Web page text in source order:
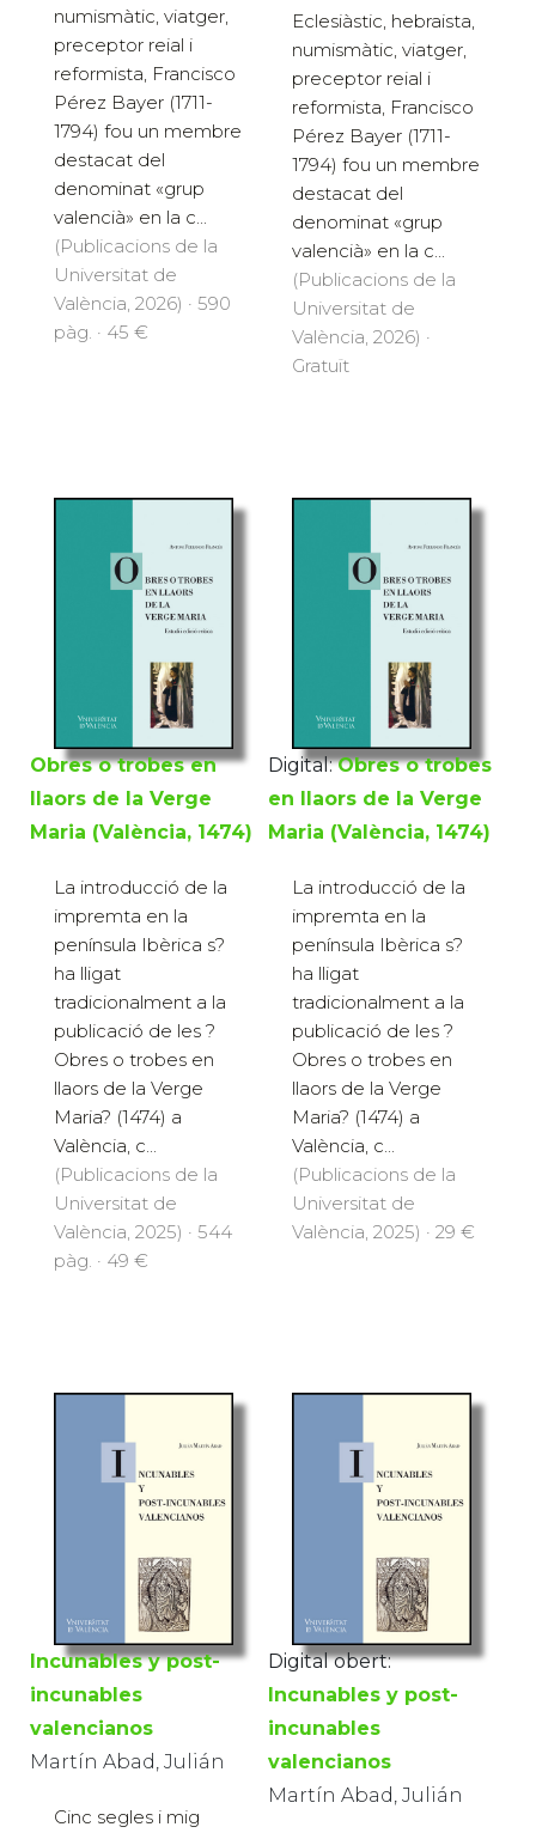
numismàtic, viatger,
preceptor reial i
reformista, Francisco
Pérez Bayer (1711-
1794) fou un membre
destacat del
denominat «grup
valencià» en la c...
(Publicacions de la
Universitat de
València, 2026) · 590
pàg. · 45 €
Eclesiàstic, hebraista,
numismàtic, viatger,
preceptor reial i
reformista, Francisco
Pérez Bayer (1711-
1794) fou un membre
destacat del
denominat «grup
valencià» en la c...
(Publicacions de la
Universitat de
València, 2026) ·
Gratuït
Obres o trobes en
llaors de la Verge
Maria (València, 1474)
La introducció de la
impremta en la
península Ibèrica s?
ha lligat
tradicionalment a la
publicació de les ?
Obres o trobes en
llaors de la Verge
Maria? (1474) a
València, c...
(Publicacions de la
Universitat de
València, 2025) · 544
pàg. · 49 €
Digital: Obres o trobes
en llaors de la Verge
Maria (València, 1474)
La introducció de la
impremta en la
península Ibèrica s?
ha lligat
tradicionalment a la
publicació de les ?
Obres o trobes en
llaors de la Verge
Maria? (1474) a
València, c...
(Publicacions de la
Universitat de
València, 2025) · 29 €
Incunables y post-
incunables
valencianos
Martín Abad, Julián
Cinc segles i mig
Digital obert:
Incunables y post-
incunables
valencianos
Martín Abad, Julián